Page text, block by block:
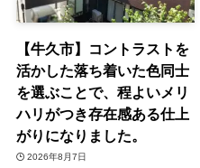
【牛久市】コントラストを
活かした落ち着いた色同士
を選ぶことで、程よいメリ
ハリがつき存在感ある仕上
がりになりました。
2026年8月7日